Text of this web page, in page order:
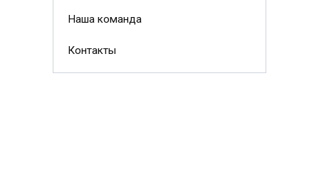
Наша команда
Контакты